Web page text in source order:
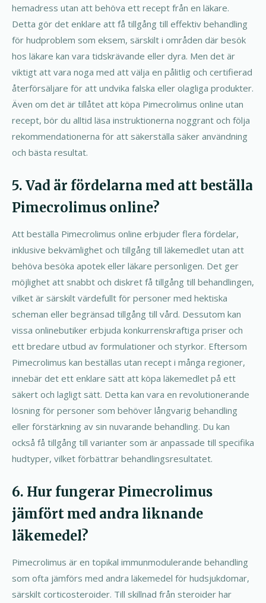
hemadress utan att behöva ett recept från en läkare.
Detta gör det enklare att få tillgång till effektiv behandling
för hudproblem som eksem, särskilt i områden där besök
hos läkare kan vara tidskrävande eller dyra. Men det är
viktigt att vara noga med att välja en pålitlig och certifierad
återförsäljare för att undvika falska eller olagliga produkter.
Även om det är tillåtet att köpa Pimecrolimus online utan
recept, bör du alltid läsa instruktionerna noggrant och följa
rekommendationerna för att säkerställa säker användning
och bästa resultat.
5. Vad är fördelarna med att beställa
Pimecrolimus online?
Att beställa Pimecrolimus online erbjuder flera fördelar,
inklusive bekvämlighet och tillgång till läkemedlet utan att
behöva besöka apotek eller läkare personligen. Det ger
möjlighet att snabbt och diskret få tillgång till behandlingen,
vilket är särskilt värdefullt för personer med hektiska
scheman eller begränsad tillgång till vård. Dessutom kan
vissa onlinebutiker erbjuda konkurrenskraftiga priser och
ett bredare utbud av formulationer och styrkor. Eftersom
Pimecrolimus kan beställas utan recept i många regioner,
innebär det ett enklare sätt att köpa läkemedlet på ett
säkert och lagligt sätt. Detta kan vara en revolutionerande
lösning för personer som behöver långvarig behandling
eller förstärkning av sin nuvarande behandling. Du kan
också få tillgång till varianter som är anpassade till specifika
hudtyper, vilket förbättrar behandlingsresultatet.
6. Hur fungerar Pimecrolimus
jämfört med andra liknande
läkemedel?
Pimecrolimus är en topikal immunmodulerande behandling
som ofta jämförs med andra läkemedel för hudsjukdomar,
särskilt corticosteroider. Till skillnad från steroider har